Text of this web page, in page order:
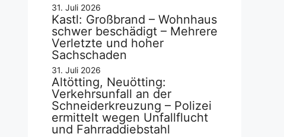
31. Juli 2026
Kastl: Großbrand – Wohnhaus
schwer beschädigt – Mehrere
Verletzte und hoher
Sachschaden
31. Juli 2026
Altötting, Neuötting:
Verkehrsunfall an der
Schneiderkreuzung – Polizei
ermittelt wegen Unfallflucht
und Fahrraddiebstahl